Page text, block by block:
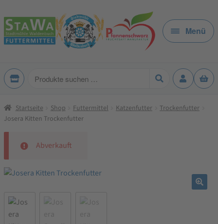
Zur
Navigation
springen
Zum
Inhalt
springen
Menü
Produkte
Startseite Shop Futtermittel Katzenfutter
Trockenfutter
Josera Kitten Trockenfutter
Abverkauft